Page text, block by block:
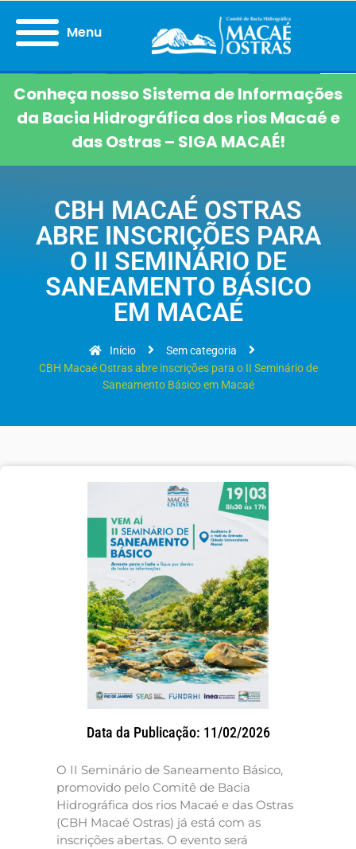
Menu
Conheça nosso Sistema de Informações
da Bacia Hidrográfica dos rios Macaé e
das Ostras – SIGA MACAÉ!
CBH MACAÉ OSTRAS
ABRE INSCRIÇÕES PARA
O II SEMINÁRIO DE
SANEAMENTO BÁSICO
EM MACAÉ
Início
Sem categoria
CBH Macaé Ostras abre inscrições para o II Seminário de
Saneamento Básico em Macaé
Data da Publicação: 11/02/2026
O II Seminário de Saneamento Básico,
promovido pelo Comitê de Bacia
Hidrográfica dos rios Macaé e das Ostras
(CBH Macaé Ostras) já está com as
inscrições abertas. O evento será